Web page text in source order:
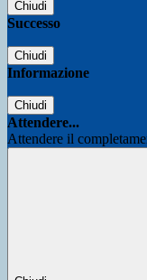
Chiudi
Successo
Chiudi
Informazione
Chiudi
Attendere...
Attendere il